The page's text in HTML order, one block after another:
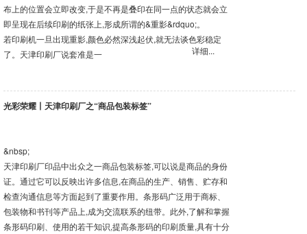
布上的位置会立即改变,于是不再是叠印在同一点的状态就会立
即呈现在后续印刷的纸张上,形成所谓的&重影&rdquo;。
若印刷机一旦出现重影,颜色必然深浅起伏,就无法谈色彩稳定
了。天津印刷厂说套准是一
详细...
光彩荣耀丨天津印刷厂之“商品包装标签”
&nbsp;
天津印刷厂印品中出众之一商品包装标签,可以说是商品的身份
证。通过它可以反映出许多信息,在商品的生产、销售、贮存和
检查沟通信息等方面起到了重要作用。条形码广泛用于商标、
包装物和书刊等产品上,成为交流联系的纽带。此外,了解和掌握
条形码印刷、使用的若干知识,提高条形码的印刷质量,具有十分